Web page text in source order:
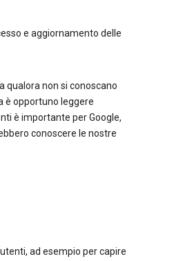
e aggiornamento delle
qualora non si conoscano
è opportuno leggere
è importante per Google,
conoscere le nostre
ad esempio per capire